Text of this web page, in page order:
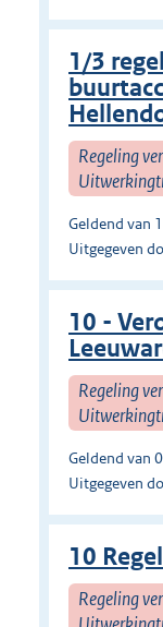
1/3
Regeling
Geldend van
Uitgegeven
10 -
Regeling
Geldend van
Uitgegeven
10
Regeling